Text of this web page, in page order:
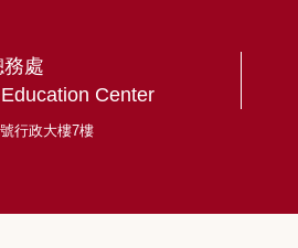
處
Center
行政大樓7樓